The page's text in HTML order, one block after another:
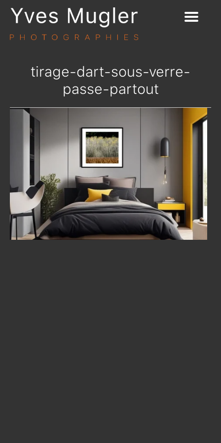
tirage-dart-sous-verre-
passe-partout